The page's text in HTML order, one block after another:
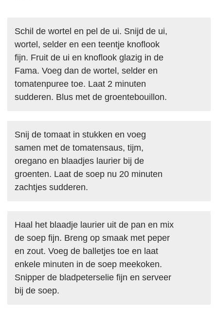
Schil de wortel en pel de ui. Snijd de ui,
wortel, selder en een teentje knoflook
fijn. Fruit de ui en knoflook glazig in de
Fama. Voeg dan de wortel, selder en
tomatenpuree toe. Laat 2 minuten
sudderen. Blus met de groentebouillon.
Snij de tomaat in stukken en voeg
samen met de tomatensaus, tijm,
oregano en blaadjes laurier bij de
groenten. Laat de soep nu 20 minuten
zachtjes sudderen.
Haal het blaadje laurier uit de pan en mix
de soep fijn. Breng op smaak met peper
en zout. Voeg de balletjes toe en laat
enkele minuten in de soep meekoken.
Snipper de bladpeterselie fijn en serveer
bij de soep.